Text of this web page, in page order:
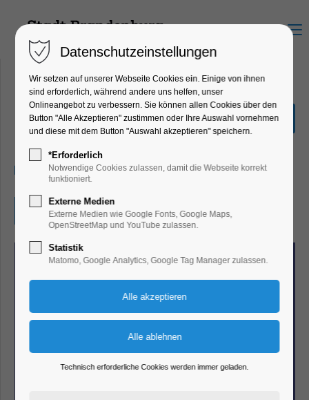
Menu
Gratis Comic Tag
Kinder, Jugend
09.05.2026, 10:00–14:00
Eintritt frei
Datenschutzeinstellungen
Wir setzen auf unserer Webseite Cookies ein. Einige von ihnen
sind erforderlich, während andere uns helfen, unser
Onlineangebot zu verbessern. Sie können allen Cookies über den
Button "Alle Akzeptieren" zustimmen oder Ihre Auswahl vornehmen
und diese mit dem Button "Auswahl akzeptieren" speichern.
*Erforderlich
Notwendige Cookies zulassen, damit die Webseite korrekt
funktioniert.
Externe Medien
Externe Medien wie Google Fonts, Google Maps,
OpenStreetMap und YouTube zulassen.
Statistik
Matomo, Google Analytics, Google Tag Manager zulassen.
Technisch erforderliche Cookies werden immer geladen.